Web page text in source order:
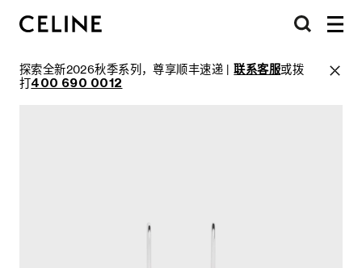
探索全新2026秋季系列，尊享顺丰速递 |联系客服或拨
打400 690 0012